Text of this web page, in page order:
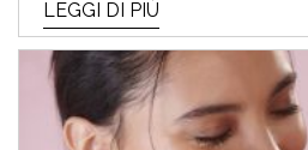
LEGGI DI PIÙ